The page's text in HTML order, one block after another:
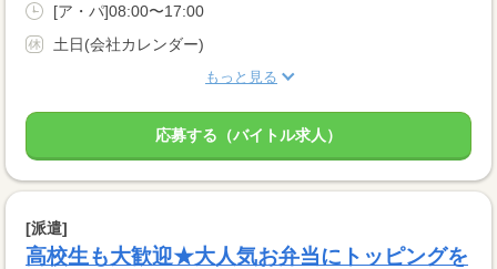
[ア・パ]08:00〜17:00
土日(会社カレンダー)
もっと見る
応募する（バイトル求人）
[派遣]
高校生も大歓迎★大人気お弁当にトッピングを